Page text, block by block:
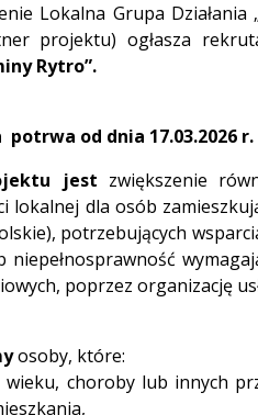
Lokalna Grupa
projektu) ogłasza
Rytro”.
od dnia 17.03.2026 r.
jest zwiększenie
lokalnej dla osób
potrzebujących
niepełnosprawność
poprzez organizację
osoby, które:
choroby lub innych